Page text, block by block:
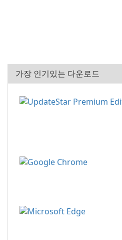
가장 인기있는 다운로드